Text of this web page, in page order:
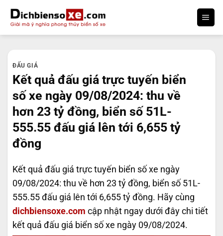
qua
nội
ĐẤU GIÁ
Kết quả đấu giá trực tuyến biển
số xe ngày 09/08/2024: thu về
hơn 23 tỷ đồng, biển số 51L-
555.55 đấu giá lên tới 6,655 tỷ
đồng
Kết quả đấu giá trực tuyến biển số xe ngày
09/08/2024: thu về hơn 23 tỷ đồng, biển số 51L-
555.55 đấu giá lên tới 6,655 tỷ đồng. Hãy cùng
dichbiensoxe.com cập nhật ngay dưới đây chi tiết
kết quả đấu giá biển số xe ngày 09/08/2024.